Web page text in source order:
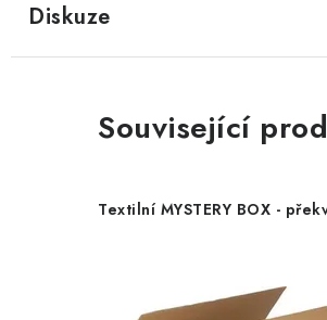
Diskuze
Související
Textilní MYSTERY BOX -